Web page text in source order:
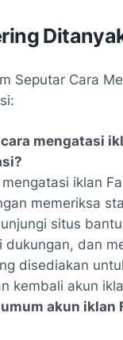
Seputar Cara
mengatasi
iklan
memeriksa
situs
dukungan, dan
disediakan
kembali akun
akun iklan